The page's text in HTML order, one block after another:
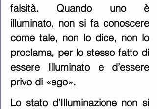
falsità. Quando uno è
illuminato, non si fa conoscere
come tale, non lo dice, non lo
proclama, per lo stesso fatto di
essere Illuminato e d’essere
privo di «ego».
Lo stato d’Illuminazione non si